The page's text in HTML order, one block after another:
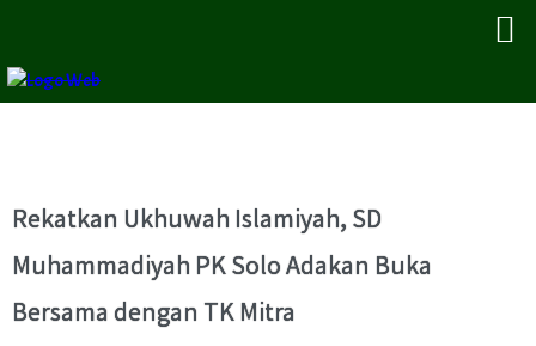
Rekatkan Ukhuwah Islamiyah, SD
Muhammadiyah PK Solo Adakan Buka
Bersama dengan TK Mitra